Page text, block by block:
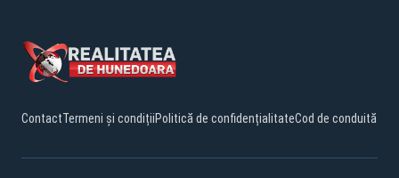
ContactTermeni și condițiiPolitică de confidențialitateCod de conduită